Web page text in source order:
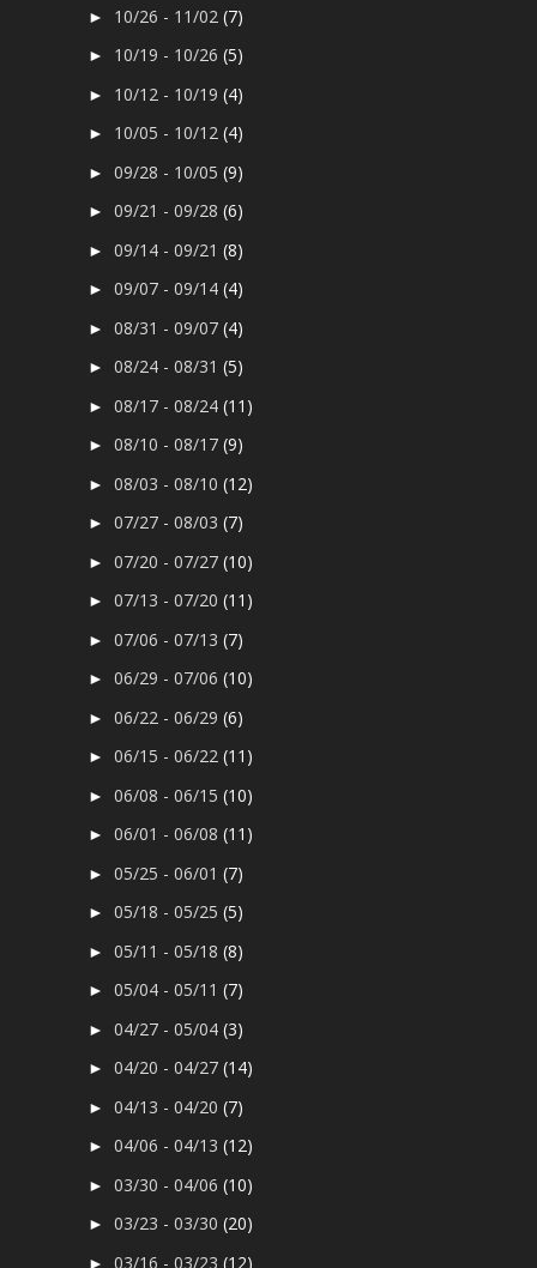
► 10/26 - 11/02(7)
► 10/19 - 10/26(5)
► 10/12 - 10/19(4)
► 10/05 - 10/12(4)
►09/28 - 10/05(9)
►09/21 - 09/28(6)
►09/14 - 09/21(8)
►09/07 - 09/14(4)
►08/31 - 09/07(4)
►08/24 - 08/31(5)
►08/17 - 08/24(11)
►08/10 - 08/17(9)
►08/03 - 08/10(12)
►07/27 - 08/03(7)
►07/20 - 07/27(10)
►07/13 - 07/20(11)
►07/06 - 07/13(7)
►06/29 - 07/06(10)
►06/22 - 06/29(6)
►06/15 - 06/22(11)
►06/08 - 06/15(10)
►06/01 - 06/08(11)
►05/25 - 06/01(7)
►05/18 - 05/25(5)
►05/11 - 05/18(8)
►05/04 - 05/11(7)
►04/27 - 05/04(3)
►04/20 - 04/27(14)
►04/13 - 04/20(7)
►04/06 - 04/13(12)
►03/30 - 04/06(10)
►03/23 - 03/30(20)
►03/16 - 03/23(12)